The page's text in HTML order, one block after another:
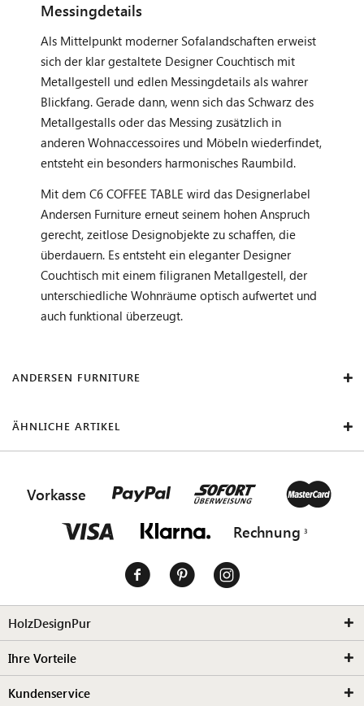
Messingdetails
Als Mittelpunkt moderner Sofalandschaften erweist
sich der klar gestaltete Designer Couchtisch mit
Metallgestell und edlen Messingdetails als wahrer
Blickfang. Gerade dann, wenn sich das Schwarz des
Metallgestalls oder das Messing zusätzlich in
anderen Wohnaccessoires und Möbeln wiederfindet,
entsteht ein besonders harmonisches Raumbild.
Mit dem C6 COFFEE TABLE wird das Designerlabel
Andersen Furniture erneut seinem hohen Anspruch
gerecht, zeitlose Designobjekte zu schaffen, die
überdauern. Es entsteht ein eleganter Designer
Couchtisch mit einem filigranen Metallgestell, der
unterschiedliche Wohnräume optisch aufwertet und
auch funktional überzeugt.
ANDERSEN FURNITURE
ÄHNLICHE ARTIKEL
Vorkasse
Rechnung
HolzDesignPur
Ihre Vorteile
Kundenservice